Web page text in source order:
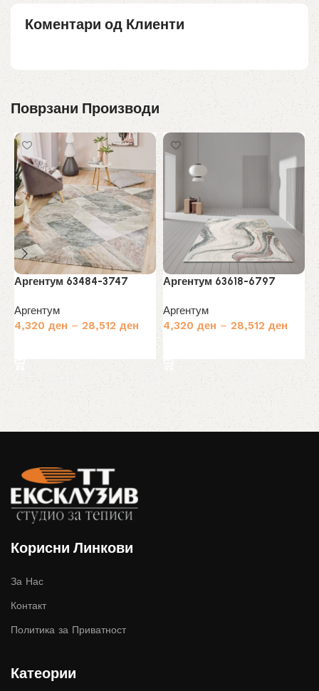
Коментари од Клиенти
Поврзани Производи
Аргентум 63484-3747
Аргентум
4,320 ден – 28,512 ден
Аргентум 63618-6797
Аргентум
4,320 ден – 28,512 ден
Корисни Линкови
За Нас
Контакт
Политика за Приватност
Катеории